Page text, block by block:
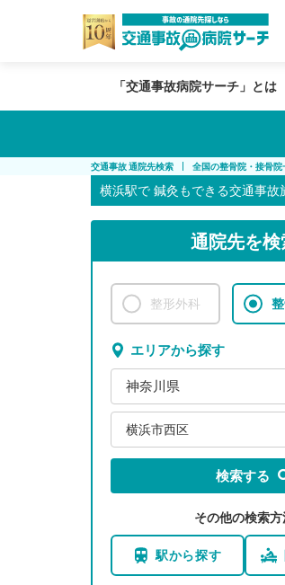
「交通事故病院サーチ」とは
交通事故 通院先検索 全国の整骨院・接骨院
横浜駅で 鍼灸もできる交通事故
通院先を検
整形外科
エリアから探す
神奈川県
横浜市西区
検索する
その他の検索方
駅から探す